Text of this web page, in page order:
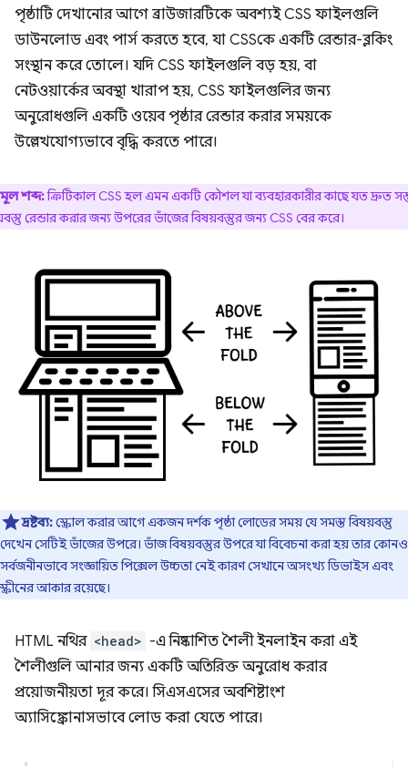
পৃষ্ঠাটি দেখানোর আগে ব্রাউজারটিকে অবশ্যই CSS ফাইলগুলি
ডাউনলোড এবং পার্স করতে হবে, যা CSSকে একটি রেন্ডার-ব্লকিং
সংস্থান করে তোলে। যদি CSS ফাইলগুলি বড় হয়, বা
নেটওয়ার্কের অবস্থা খারাপ হয়, CSS ফাইলগুলির জন্য
অনুরোধগুলি একটি ওয়েব পৃষ্ঠার রেন্ডার করার সময়কে
উল্লেখযোগ্যভাবে বৃদ্ধি করতে পারে।
মূল শব্দ:ক্রিটিকাল CSS হল এমন একটি কৌশল যা ব্যবহারকারীর কাছে যত দ্রুত
রেন্ডার করার জন্য উপরের ভাঁজের বিষয়বস্তুর জন্য CSS বের করে।
দ্রষ্টব্য:স্ক্রোল করার আগে একজন দর্শক পৃষ্ঠা লোডের সময় যে সমস্ত বিষয়বস্তু
দেখেন সেটিই ভাঁজের উপরে। ভাঁজ বিষয়বস্তুর উপরে যা বিবেচনা করা হয় তার কোনও
সর্বজনীনভাবে সংজ্ঞায়িত পিক্সেল উচ্চতা নেই কারণ সেখানে অসংখ্য ডিভাইস এবং
স্ক্রীনের আকার রয়েছে।
HTML নথির <head> -এ নিষ্কাশিত শৈলী ইনলাইন করা এই
শৈলীগুলি আনার জন্য একটি অতিরিক্ত অনুরোধ করার
প্রয়োজনীয়তা দূর করে। সিএসএসের অবশিষ্টাংশ
অ্যাসিঙ্ক্রোনাসভাবে লোড করা যেতে পারে।